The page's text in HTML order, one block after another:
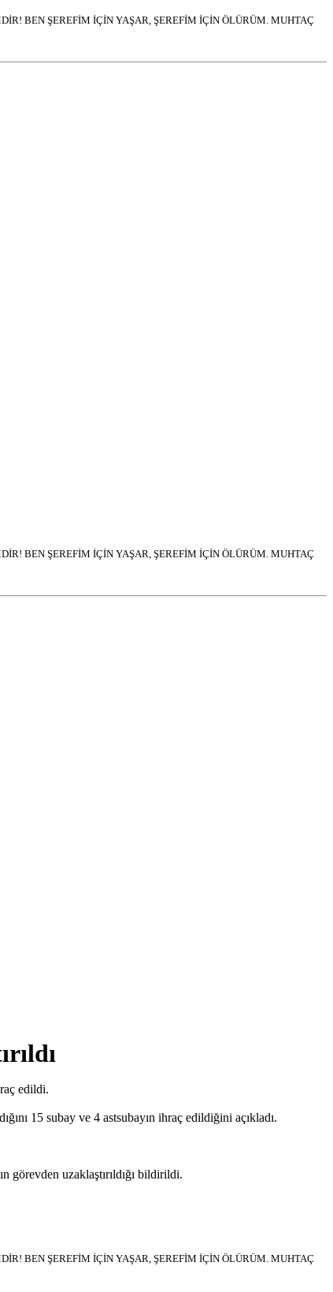
BEN ŞEREFİM İÇİN YAŞAR, ŞEREFİM İÇİN ÖLÜRÜM. MUHTAÇ
BEN ŞEREFİM İÇİN YAŞAR, ŞEREFİM İÇİN ÖLÜRÜM. MUHTAÇ
edildi.
15 subay ve 4 astsubayın ihraç edildiğini açıkladı.
görevden uzaklaştırıldığı bildirildi.
BEN ŞEREFİM İÇİN YAŞAR, ŞEREFİM İÇİN ÖLÜRÜM. MUHTAÇ